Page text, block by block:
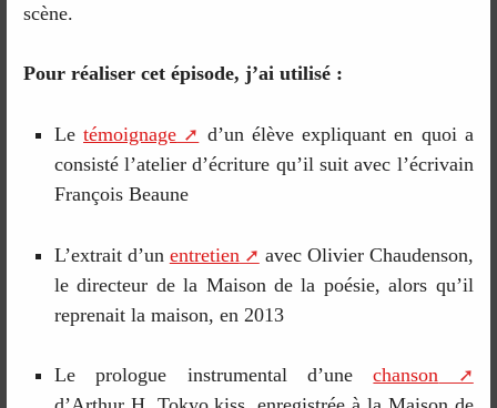
scène.
Pour réaliser cet épisode, j’ai utilisé :
Letémoignage
d’un élève expliquant en quoi a
consisté l’atelier d’écriture qu’il suit avec l’écrivain
François Beaune
L’extrait d’un entretien
avec Olivier Chaudenson,
le directeur de la Maison de la poésie, alors qu’il
reprenait la maison, en 2013
Le prologue instrumental d’unechanson